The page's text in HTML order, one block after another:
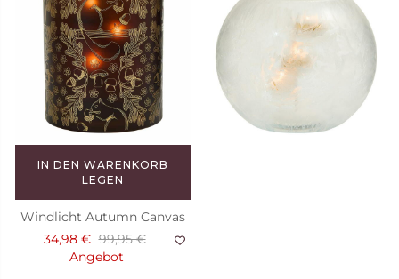
IN DEN WARENKORB
LEGEN
Windlicht Autumn Canvas
34,98 € 99,95 €
Angebot